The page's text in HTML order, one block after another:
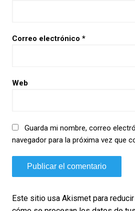
Correo electrónico *
Web
Guarda mi nombre, correo
navegador para la próxima vez que
Este sitio usa Akismet para